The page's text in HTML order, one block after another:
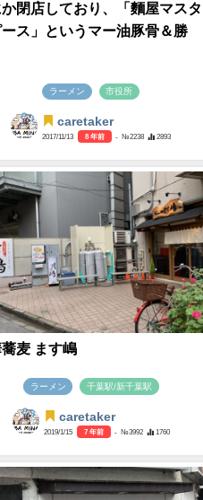
か閉店しており、「麵屋マスタ
ス」というマー油豚骨＆勝
ラーメン 市役所
caretaker
2017/11/13 8 年前 - №2238 2893
麦 ます嶋
ラーメン 千葉駅/新千葉駅
caretaker
2019/1/15 7 年前 - №3992 1760